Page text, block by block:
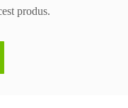
produs.